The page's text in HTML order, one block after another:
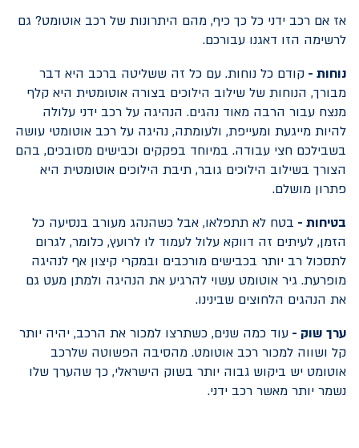
אז אם רכב ידני כל כך כיף, מהם היתרונות של רכב אוטומט? גם
לרשימה הזו דאגנו עבורכם.
נוחות - קודם כל נוחות. עם כל זה ששליטה ברכב היא דבר
מבורך, הנוחות של שילוב הילוכים בצורה אוטומטית היא קלף
מנצח עבור הרבה מאוד נהגים. הנהיגה על רכב ידני עלולה
להיות מייגעת ומעייפת, ולעומתה, נהיגה על רכב אוטומטי עושה
בשבילכם חצי עבודה. במיוחד בפקקים וכבישים מסובכים, בהם
הצורך בשילוב הילוכים גובר, תיבת הילוכים אוטומטית היא
פתרון מושלם.
בטיחות - בטח לא תתפלאו, אבל כשהנהג מעורב בנסיעה כל
הזמן, לעיתים זה דווקא עלול לעמוד לו לרועץ, כלומר, לגרום
לתסכול רב יותר בכבישים מורכבים ובמקרי קיצון אף לנהיגה
מופרעת. גיר אוטומט עשוי להרגיע את הנהיגה ולמתן מעט גם
את הנהגים הלחוצים שבינינו.
ערך שוק - עוד כמה שנים, כשתרצו למכור את הרכב, יהיה יותר
קל ושווה למכור רכב אוטומט. מהסיבה הפשוטה שלרכב
אוטומט יש ביקוש גבוה יותר בשוק הישראלי, כך שהערך שלו
נשמר יותר מאשר רכב ידני.